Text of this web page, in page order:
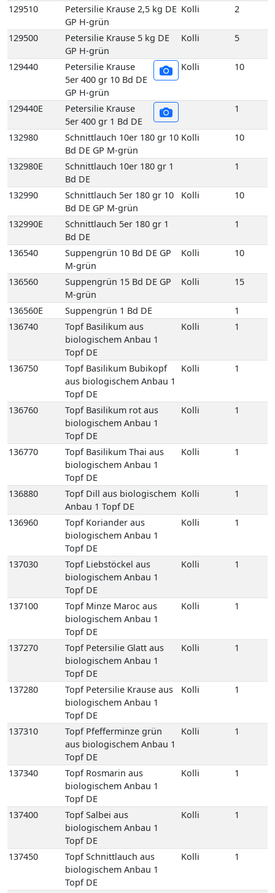
129440E
Petersilie Krause
5er 400 gr 1 Bd DE
1
132980
Schnittlauch 10er 180 gr 10
Bd DE GP M-grün
Kolli 10
132980E
Schnittlauch 10er 180 gr 1
Bd DE
1
132990
Schnittlauch 5er 180 gr 10
Bd DE GP M-grün
Kolli 10
132990E
Schnittlauch 5er 180 gr 1
Bd DE
1
136540
Suppengrün 10 Bd DE GP
M-grün
Kolli 10
136560
Suppengrün 15 Bd DE GP
M-grün
Kolli 15
136560E Suppengrün 1 Bd DE
1
136740
Topf Basilikum aus
biologischem Anbau 1
Topf DE
1
136750
Topf Basilikum Bubikopf
aus biologischem Anbau 1
Topf DE
Kolli 1
136760
Topf Basilikum rot aus
biologischem Anbau 1
Topf DE
1
Topf Basilikum Thai aus
biologischem Anbau 1
Topf DE
Topf Dill aus biologischem
Anbau 1 Topf DE
Topf Koriander aus
biologischem Anbau 1
Topf DE
Topf Liebstöckel aus
biologischem Anbau 1
Topf DE
Topf Minze Maroc aus
biologischem Anbau 1
Topf DE
Topf Petersilie Glatt aus
biologischem Anbau 1
Topf DE
Topf Petersilie Krause aus
biologischem Anbau 1
Topf DE
Topf Pfefferminze grün
aus biologischem Anbau 1
Topf DE
Topf Rosmarin aus
biologischem Anbau 1
Topf DE
Topf Salbei aus
biologischem Anbau 1
Topf DE
Topf Schnittlauch aus
biologischem Anbau 1
Topf DE
Topf Thymian aus
biologischem Anbau 1
Topf DE
Topf Zitronenmelisse aus
biologischem Anbau 1
Topf DE
Zitronengras 100 gr